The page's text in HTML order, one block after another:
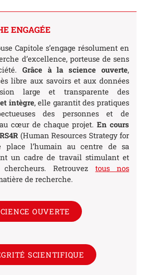
ENGAGÉE
Capitole s’engage résolument en
d’excellence, porteuse de sens
Grâce à la science ouverte,
libre aux savoirs et aux données
large et transparente des
intègre, elle garantit des pratiques
des personnes et de
cœur de chaque projet. En cours
(Human Resources Strategy for
place l’humain au centre de sa
un cadre de travail stimulant et
Retrouvez tous nos
de recherche.
OUVERTE
SCIENTIFIQUE